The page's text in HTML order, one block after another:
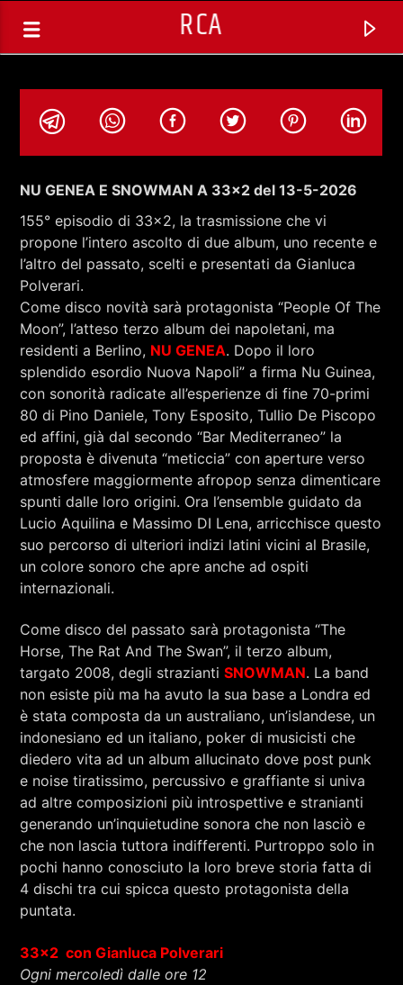
RCA
TRACCIA CORRENTE
SELEZIONI MUSICALI
RCA - Radio città aperta
+393401974468
Sostieni Radio Città Aperta
NU GENEA E SNOWMAN A 33×2 del 13-5-2026
155° episodio di 33×2, la trasmissione che vi
propone l’intero ascolto di due album, uno recente e
l’altro del passato, scelti e presentati da Gianluca
Polverari.
Come disco novità sarà protagonista “People Of The
Moon”, l’atteso terzo album dei napoletani, ma
residenti a Berlino, NU GENEA. Dopo il loro
splendido esordio Nuova Napoli” a firma Nu Guinea,
con sonorità radicate all’esperienze di fine 70-primi
80 di Pino Daniele, Tony Esposito, Tullio De Piscopo
ed affini, già dal secondo “Bar Mediterraneo” la
proposta è divenuta “meticcia” con aperture verso
atmosfere maggiormente afropop senza dimenticare
spunti dalle loro origini. Ora l’ensemble guidato da
Lucio Aquilina e Massimo DI Lena, arricchisce questo
suo percorso di ulteriori indizi latini vicini al Brasile,
un colore sonoro che apre anche ad ospiti
internazionali.
Come disco del passato sarà protagonista “The
Horse, The Rat And The Swan”, il terzo album,
targato 2008, degli straziantiSNOWMAN. La band
non esiste più ma ha avuto la sua base a Londra ed
è stata composta da un australiano, un’islandese, un
indonesiano ed un italiano, poker di musicisti che
diedero vita ad un album allucinato dove post punk
e noise tiratissimo, percussivo e graffiante si univa
ad altre composizioni più introspettive e stranianti
generando un’inquietudine sonora che non lasciò e
che non lascia tuttora indifferenti. Purtroppo solo in
pochi hanno conosciuto la loro breve storia fatta di
4 dischi tra cui spicca questo protagonista della
puntata.
33×2 con Gianluca Polverari
Ogni mercoledì dalle ore 12